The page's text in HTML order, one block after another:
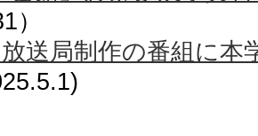
）
送局制作の番組に本